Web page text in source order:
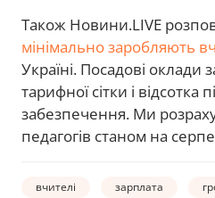
Також Новини.LIVE
мінімально заробляють
Україні. Посадові оклади
тарифної сітки і
забезпечення. Ми
педагогів станом на
вчителі зарплата